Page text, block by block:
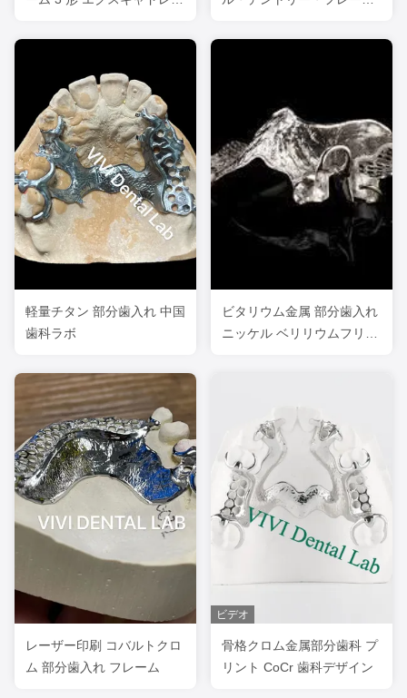
ド・デントリー・デザイン
軽量チタン 部分歯入れ 中国
歯科ラボ
ビタリウム金属 部分歯入れ
ニッケル ベリリウムフリー
レーザー印刷 コバルトクロ
ム 部分歯入れ フレーム
ビデオ
骨格クロム金属部分歯科 プ
リント CoCr 歯科デザイン